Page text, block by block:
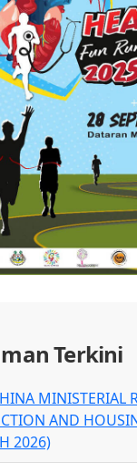
Terkini
MINISTERIAL
AND
2026)